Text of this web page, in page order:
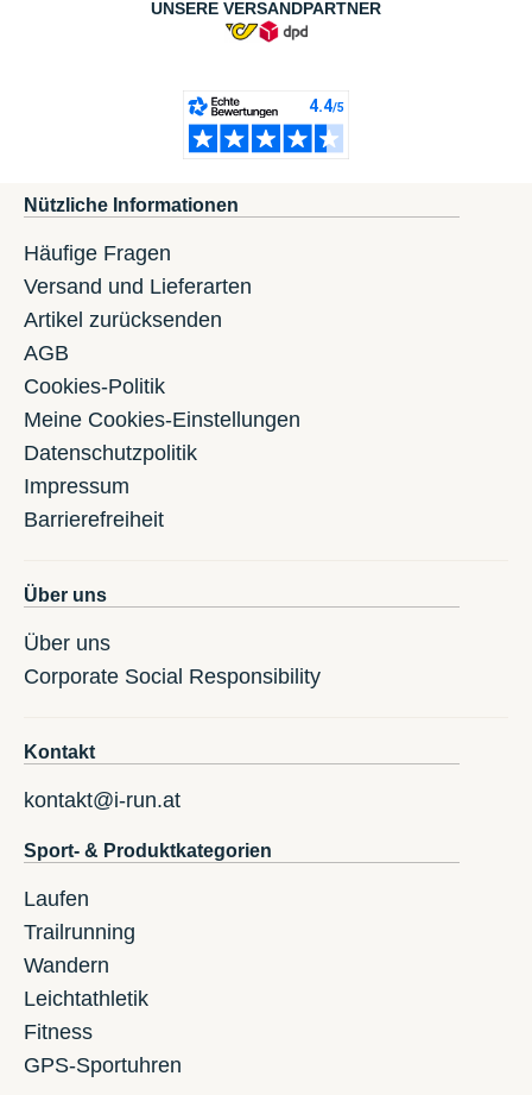
UNSERE VERSANDPARTNER
Nützliche Informationen
Häufige Fragen
Versand und Lieferarten
Artikel zurücksenden
AGB
Cookies-Politik
Meine Cookies-Einstellungen
Datenschutzpolitik
Impressum
Barrierefreiheit
Über uns
Über uns
Corporate Social Responsibility
Kontakt
kontakt@i-run.at
Sport- & Produktkategorien
Laufen
Trailrunning
Wandern
Leichtathletik
Fitness
GPS-Sportuhren